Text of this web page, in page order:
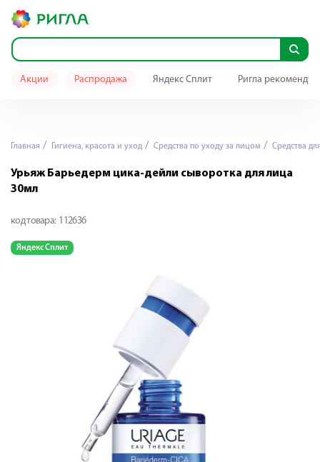
Акции Распродажа Яндекс Сплит Ригла
Главная Гигиена, красота и уход Средства по уходу за лицом Средства
Урьяж Барьедерм цика-дейли сыворотка для лица
30мл
код товара: 112636
Яндекс Сплит